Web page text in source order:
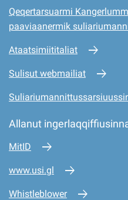
Qeqertarsuarmi
paaviaanermik
Ataatsimiititaliat
Sulisut webmailiat
Allanut
MitID
www.usi.gl
Whistleblower